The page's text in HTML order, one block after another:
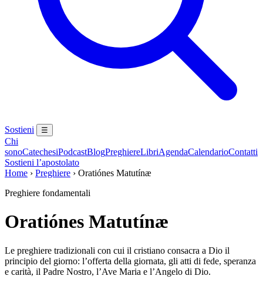
Sostieni ☰
Chi
sonoCatechesiPodcastBlogPreghiereLibriAgendaCalendarioContatti
Sostieni l’apostolato
Home › Preghiere › Oratiónes Matutínæ
Preghiere fondamentali
Oratiónes Matutínæ
Le preghiere tradizionali con cui il cristiano consacra a Dio il
principio del giorno: l’offerta della giornata, gli atti di fede, speranza
e carità, il Padre Nostro, l’Ave Maria e l’Angelo di Dio.